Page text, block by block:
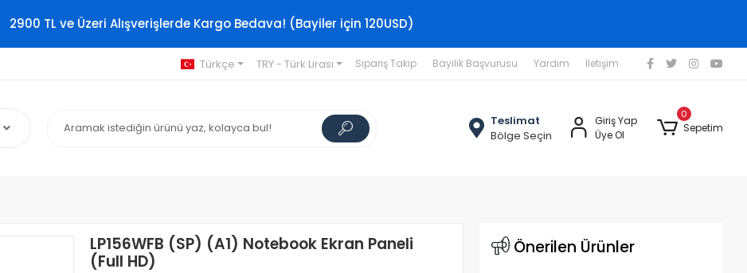
2900 TL ve Üzeri Alışverişlerde Kargo Bedava! (Bayiler için 120USD)
Türkçe TRY - Türk Lirası Sipariş Takip Bayilik Başvurusu Yardım İletişim
Teslimat
Bölge Seçin
Giriş Yap
Üye Ol
0
Sepetim
LP156WFB (SP) (A1) Notebook Ekran Paneli
(Full HD)
Önerilen Ürünler